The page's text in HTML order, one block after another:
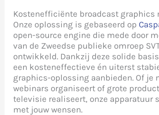
Kostenefficiënte broadcast graphics
Onze oplossing is gebaseerd op
open-source engine die mede door
van de Zweedse publieke omroep
ontwikkeld. Dankzij deze solide
een kosteneffectieve én uiterst
graphics-oplossing aanbieden. Of je
webinars organiseert of grote
televisie realiseert, onze apparatuur
met jouw wensen.